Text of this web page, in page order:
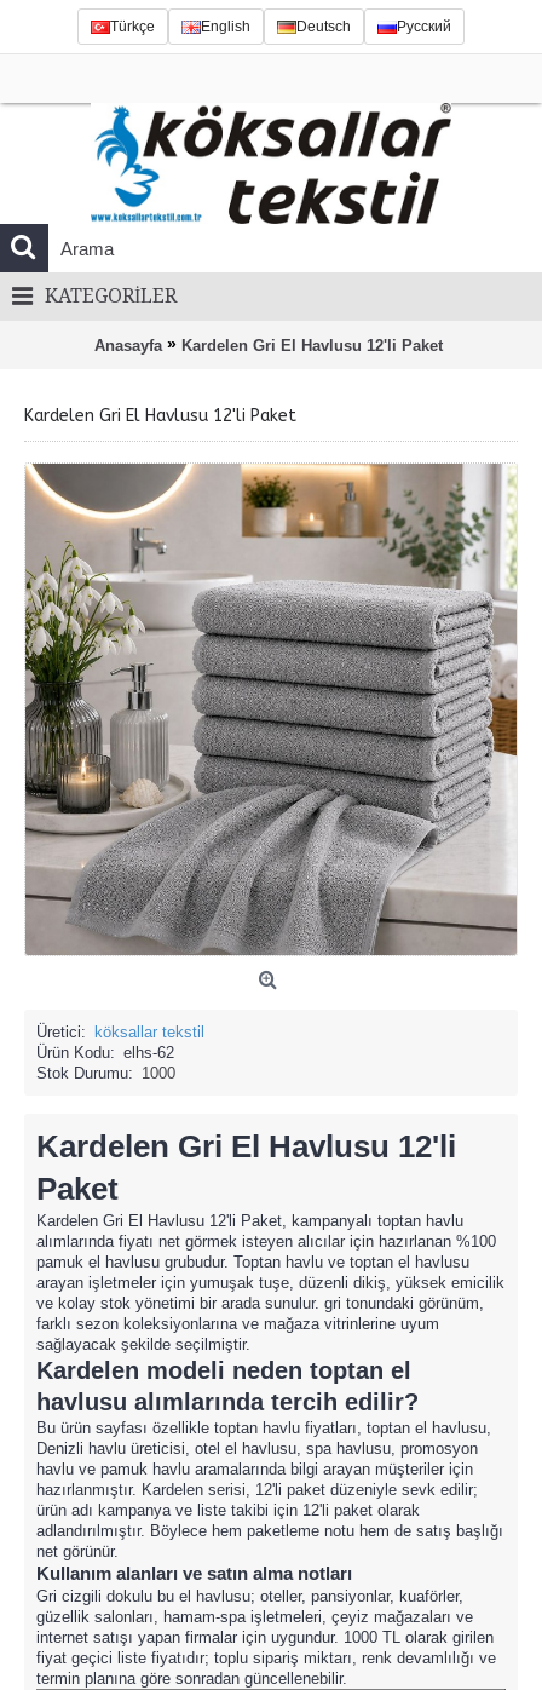
Türkçe English Deutsch Русский
KATEGORILER
Anasayfa » Kardelen Gri El Havlusu 12'li Paket
Kardelen Gri El Havlusu 12'li Paket
Üretici:
köksallar tekstil
Ürün Kodu: elhs-62
Stok Durumu: 1000
Kardelen Gri El Havlusu 12'li
Paket
Kardelen Gri El Havlusu 12'li Paket, kampanyalı toptan havlu
alımlarında fiyatı net görmek isteyen alıcılar için hazırlanan %100
pamuk el havlusu grubudur. Toptan havlu ve toptan el havlusu
arayan işletmeler için yumuşak tuşe, düzenli dikiş, yüksek emicilik
ve kolay stok yönetimi bir arada sunulur. gri tonundaki görünüm,
farklı sezon koleksiyonlarına ve mağaza vitrinlerine uyum
sağlayacak şekilde seçilmiştir.
Kardelen modeli neden toptan el
havlusu alımlarında tercih edilir?
Bu ürün sayfası özellikle toptan havlu fiyatları, toptan el havlusu,
Denizli havlu üreticisi, otel el havlusu, spa havlusu, promosyon
havlu ve pamuk havlu aramalarında bilgi arayan müşteriler için
hazırlanmıştır. Kardelen serisi, 12'li paket düzeniyle sevk edilir;
ürün adı kampanya ve liste takibi için 12'li paket olarak
adlandırılmıştır. Böylece hem paketleme notu hem de satış başlığı
net görünür.
Kullanım alanları ve satın alma notları
Gri cizgili dokulu bu el havlusu; oteller, pansiyonlar, kuaförler,
güzellik salonları, hamam-spa işletmeleri, çeyiz mağazaları ve
internet satışı yapan firmalar için uygundur. 1000 TL olarak girilen
fiyat geçici liste fiyatıdır; toplu sipariş miktarı, renk devamlılığı ve
termin planına göre sonradan güncellenebilir.